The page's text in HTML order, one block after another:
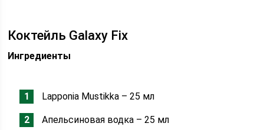
Коктейль Galaxy Fix
Ингредиенты
Lapponia Mustikka – 25 мл
Апельсиновая водка – 25 мл